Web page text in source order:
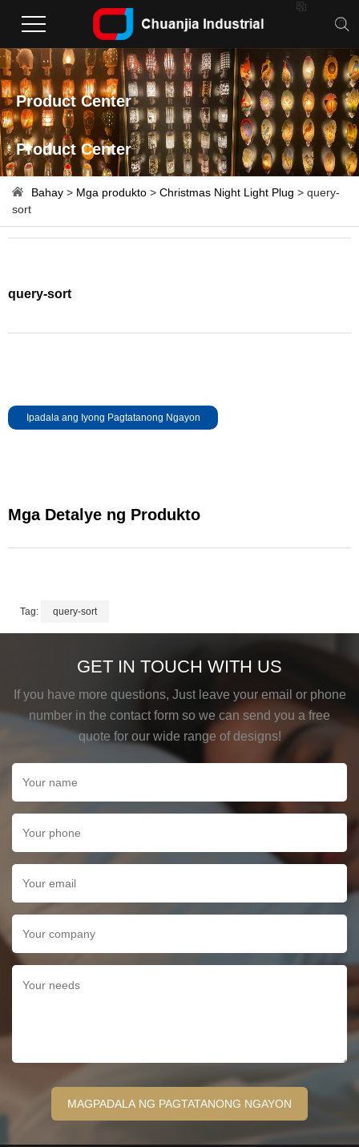

Product Center
Product Center
Bahay > Mga produkto > Christmas Night Light Plug > query-
sort
query-sort
Ipadala ang Iyong Pagtatanong Ngayon
Mga Detalye ng Produkto
Tag: query-sort
GET IN TOUCH WITH US
If you have more questions, Just leave your email or phone
number in the contact form so we can send you a free
quote for our wide range of designs!